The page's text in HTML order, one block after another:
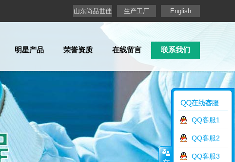
English
生产工厂
山东尚品世佳
明星产品 荣誉资质 在线留言 联系我们
QQ客服1
QQ客服2
QQ客服3